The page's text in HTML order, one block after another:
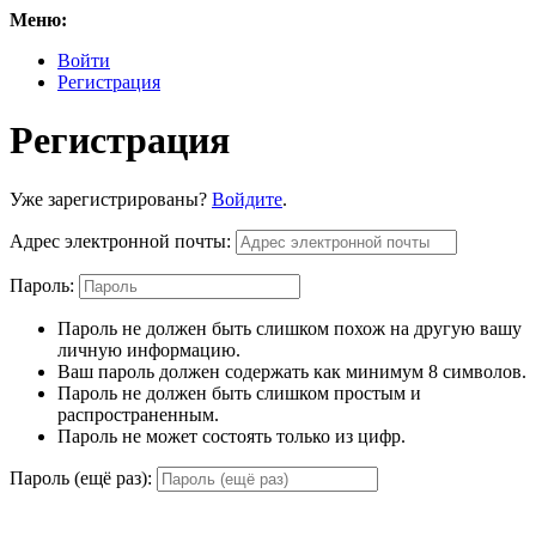
Меню:
Войти
Регистрация
Регистрация
Уже зарегистрированы? Войдите.
Адрес электронной почты:
Пароль:
Пароль не должен быть слишком похож на другую вашу
личную информацию.
Ваш пароль должен содержать как минимум 8 символов.
Пароль не должен быть слишком простым и
распространенным.
Пароль не может состоять только из цифр.
Пароль (ещё раз):